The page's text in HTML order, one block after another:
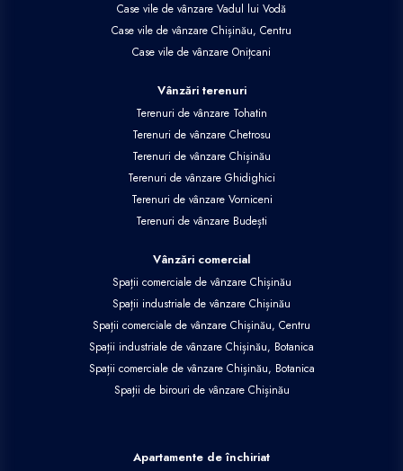
Case vile de vânzare Vadul lui Vodă
Case vile de vânzare Chișinău, Centru
Case vile de vânzare Onițcani
Vânzări terenuri
Terenuri de vânzare Tohatin
Terenuri de vânzare Chetrosu
Terenuri de vânzare Chișinău
Terenuri de vânzare Ghidighici
Terenuri de vânzare Vorniceni
Terenuri de vânzare Budești
Vânzări comercial
Spații comerciale de vânzare Chișinău
Spații industriale de vânzare Chișinău
Spații comerciale de vânzare Chișinău, Centru
Spații industriale de vânzare Chișinău, Botanica
Spații comerciale de vânzare Chișinău, Botanica
Spații de birouri de vânzare Chișinău
Apartamente de închiriat